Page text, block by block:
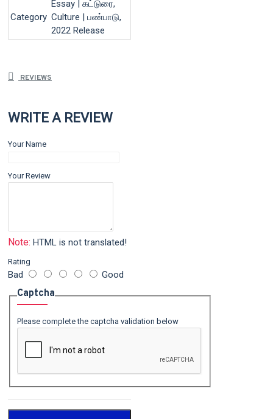
Category
Essay | கட்டுரை,
Culture | பண்பாடு,
2022 Release
REVIEWS
WRITE A REVIEW
Your Name
Your Review
Note: HTML is not translated!
Rating
Bad Good
Captcha
Please complete the captcha validation below